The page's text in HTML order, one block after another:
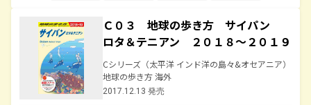
Ｃ０３ 地球の歩き方 サイパン
ロタ＆テニアン ２０１８～２０１９
Cシリーズ（太平洋 インド洋の島々&オセアニア）
地球の歩き方 海外
2017.12.13 発売